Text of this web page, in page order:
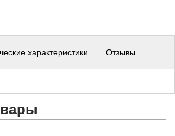
характеристики Отзывы